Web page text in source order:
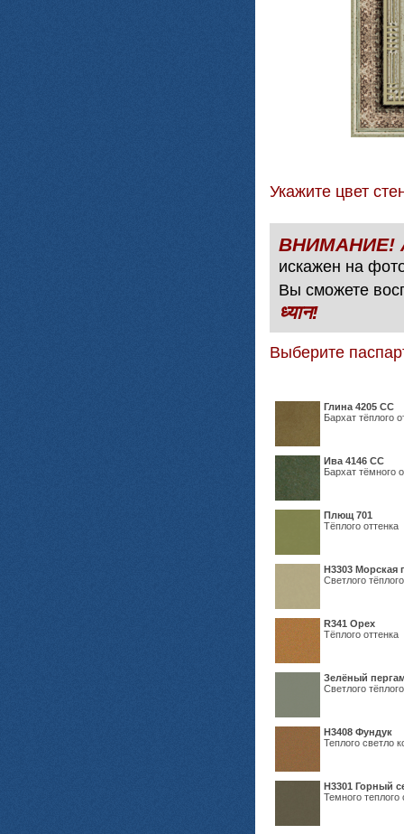
Укажите цвет
искажен на
Вы сможете
ध्यान!
Выберите
Глина 4205 СС
Бархат тёплого
Ива 4146 СС
Бархат тёмного
Плющ 701
Тёплого оттенка
H3303 Морская
Светлого
R341 Орех
Тёплого оттенка
Зелёный
Светлого
Н3408 Фундук
Теплого светло
Н3301 Горный
Темного теплого